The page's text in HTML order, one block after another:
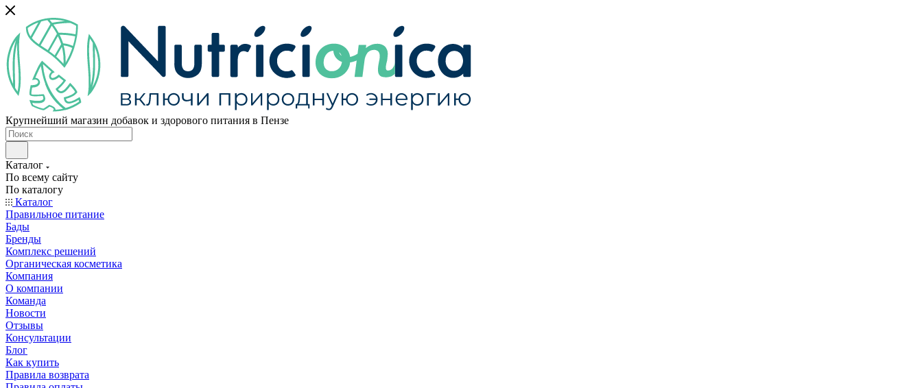
Крупнейший магазин добавок и здорового питания в Пензе
Каталог
По всему сайту
По каталогу
Каталог
Правильное питание
Бады
Бренды
Комплекс решений
Органическая косметика
Компания
О компании
Команда
Новости
Отзывы
Консультации
Блог
Как купить
Правила возврата